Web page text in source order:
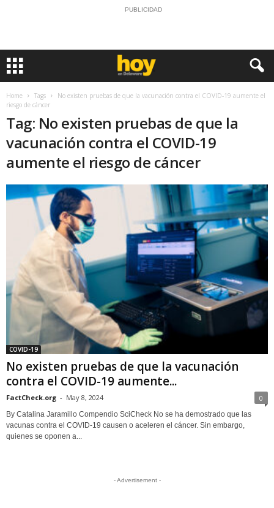
PUBLICIDAD
Home Tags
No existen pruebas de que la vacunación contra el COVID-19 aumente el
riesgo de cáncer
Tag: No existen pruebas de que la
vacunación contra el COVID-19
aumente el riesgo de cáncer
COVID-19
No existen pruebas de que la vacunación
contra el COVID-19 aumente...
FactCheck.org - May 8, 2024 0
By Catalina Jaramillo Compendio SciCheck No se ha demostrado que las
vacunas contra el COVID-19 causen o aceleren el cáncer. Sin embargo,
quienes se oponen a...
- Advertisement -